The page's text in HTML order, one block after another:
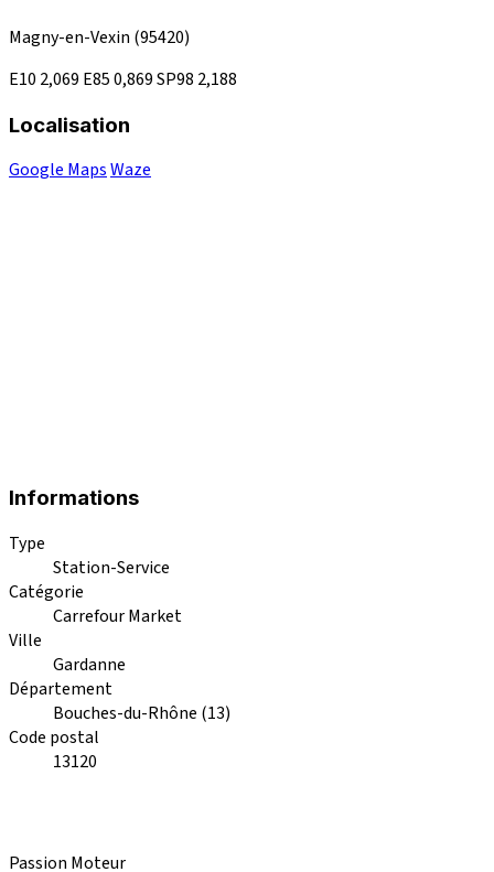
Magny-en-Vexin (95420)
E10 2,069 E850,869SP98 2,188
Localisation
Google MapsWaze
Informations
Type
Station-Service
Catégorie
Carrefour Market
Ville
Gardanne
Département
Bouches-du-Rhône (13)
Code postal
13120
Passion Moteur